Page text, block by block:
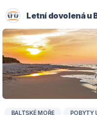
Letní dovolená u
BALTSKÉ MOŘE POBYTY